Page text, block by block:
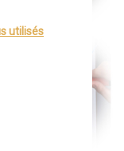
utilisés